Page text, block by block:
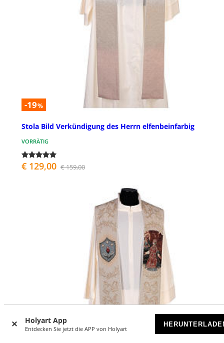
Holyart App
Entdecken Sie jetzt die APP von Holyart
-19%
Stola Bild Verkündigung des Herrn elfenbeinfarbig
VORRÄTIG
€ 129,00 € 159,00